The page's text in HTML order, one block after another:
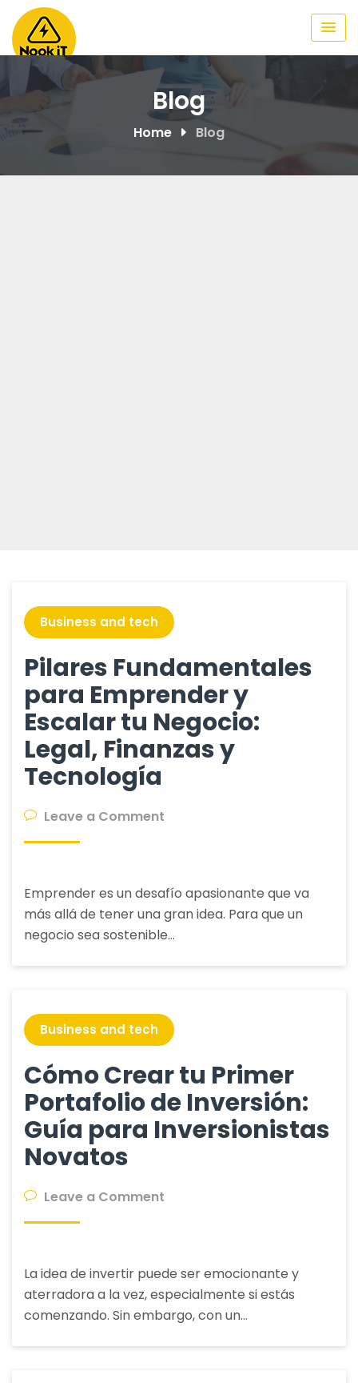
Skip
to
content
Blog
Home Blog
Blog
Business and tech
Pilares Fundamentales
para Emprender y
Escalar tu Negocio:
Legal, Finanzas y
Tecnología
Leave a Comment
Emprender
y
Escalar
tu
Finanzas
y
Tecnología
Emprender es un desafío apasionante que va
más allá de tener una gran idea. Para que un
negocio sea sostenible…
Business and tech
Cómo Crear tu Primer
Portafolio de Inversión:
Guía para Inversionistas
Novatos
Leave a Comment
Primer
Portafolio
de
Inversión:
La idea de invertir puede ser emocionante y
aterradora a la vez, especialmente si estás
comenzando. Sin embargo, con un…